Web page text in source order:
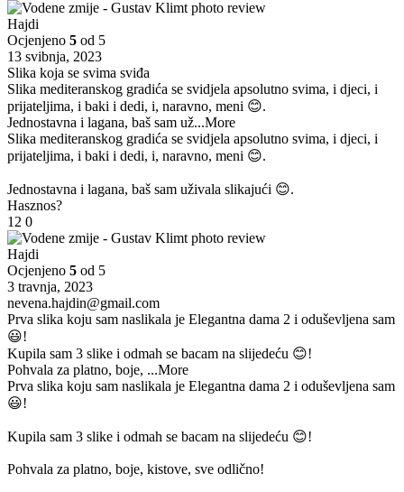
Hajdi
Ocjenjeno 5 od 5
13 svibnja, 2023
Slika koja se svima sviđa
Slika mediteranskog gradića se svidjela apsolutno svima, i djeci, i
prijateljima, i baki i dedi, i, naravno, meni 😊.
Jednostavna i lagana, baš sam už...More
Slika mediteranskog gradića se svidjela apsolutno svima, i djeci, i
prijateljima, i baki i dedi, i, naravno, meni 😊.
Jednostavna i lagana, baš sam uživala slikajući 😊.
Hasznos?
12 0
Hajdi
Ocjenjeno 5 od 5
3 travnja, 2023
nevena.hajdin@gmail.com
Prva slika koju sam naslikala je Elegantna dama 2 i oduševljena sam
😃!
Kupila sam 3 slike i odmah se bacam na slijedeću 😊!
Pohvala za platno, boje, ...More
Prva slika koju sam naslikala je Elegantna dama 2 i oduševljena sam
😃!
Kupila sam 3 slike i odmah se bacam na slijedeću 😊!
Pohvala za platno, boje, kistove, sve odlično!